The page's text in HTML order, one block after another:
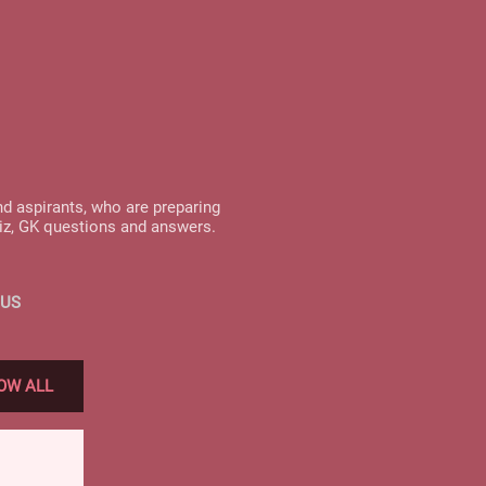
aspirants, who are preparing
GK questions and answers.
ALL